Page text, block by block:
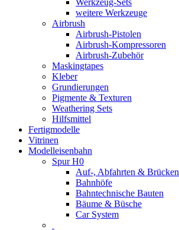
Werkzeug-Sets
weitere Werkzeuge
Airbrush
Airbrush-Pistolen
Airbrush-Kompressoren
Airbrush-Zubehör
Maskingtapes
Kleber
Grundierungen
Pigmente & Texturen
Weathering Sets
Hilfsmittel
Fertigmodelle
Vitrinen
Modelleisenbahn
Spur H0
Auf-, Abfahrten & Brücken
Bahnhöfe
Bahntechnische Bauten
Bäume & Büsche
Car System